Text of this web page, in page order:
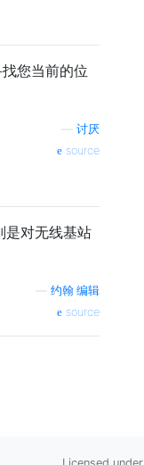
您当前的位
讨厌
source
是对无线基站
约翰·编辑
source